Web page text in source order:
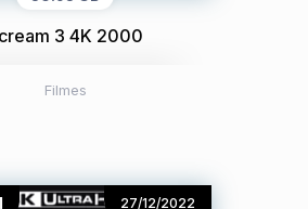
3 4K 2000
Filmes
27/12/2022